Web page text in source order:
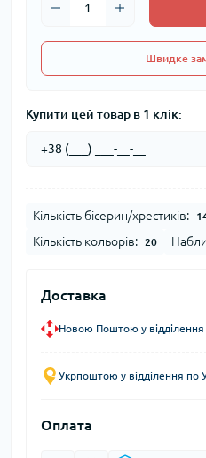
Швидке
Купити цей товар в 1 клік:
Кількість бісерин/хрестиків:
Кількість кольорів: 20
Доставка
Новою Поштою у
Укрпоштою у відділення по
Оплата